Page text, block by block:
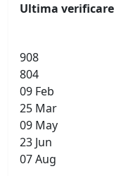
Ultima
908
804
09 Feb
25 Mar
09 May
23 Jun
07 Aug